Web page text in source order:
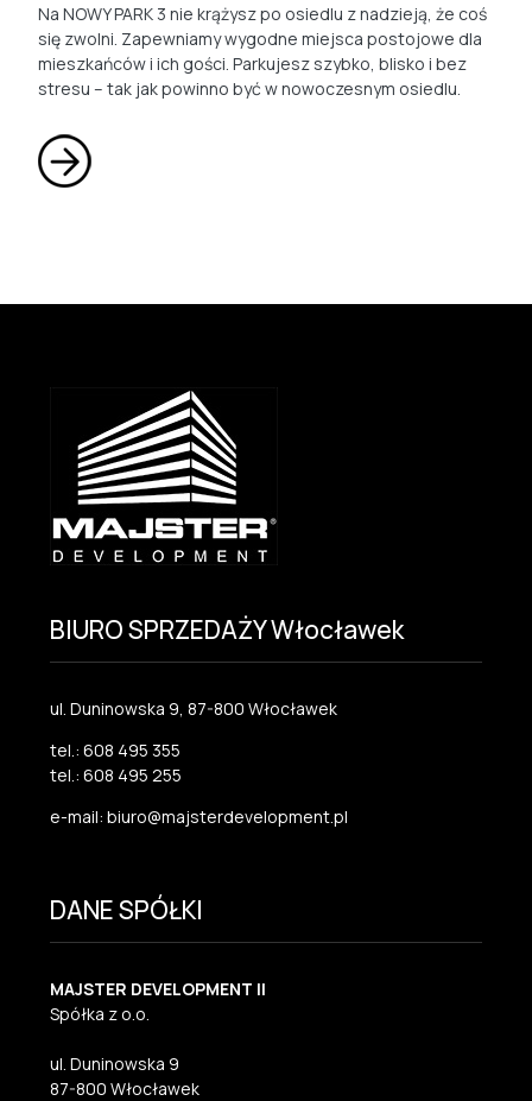
Na NOWY PARK 3 nie krążysz po osiedlu z nadzieją, że coś
się zwolni. Zapewniamy wygodne miejsca postojowe dla
mieszkańców i ich gości. Parkujesz szybko, blisko i bez
stresu – tak jak powinno być w nowoczesnym osiedlu.
BIURO SPRZEDAŻY Włocławek
ul. Duninowska 9, 87-800 Włocławek
tel.: 608 495 355
tel.: 608 495 255
e-mail: biuro@majsterdevelopment.pl
DANE SPÓŁKI
MAJSTER DEVELOPMENT II
Spółka z o.o.
ul. Duninowska 9
87-800 Włocławek